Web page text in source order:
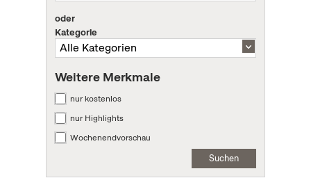
oder
Kategorie
Weitere Merkmale
nur kostenlos
nur Highlights
Wochenendvorschau
Suchen